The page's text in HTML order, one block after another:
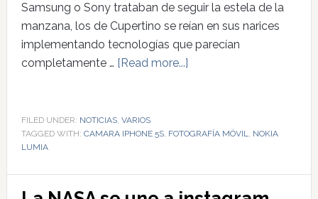
Samsung o Sony trataban de seguir la estela de la
manzana, los de Cupertino se reían en sus narices
implementando tecnologías que parecían
completamente … [Read more...]
FILED UNDER: NOTICIAS, VARIOS
TAGGED WITH: CAMARA IPHONE 5S, FOTOGRAFÍA MÓVIL, NOKIA
LUMIA